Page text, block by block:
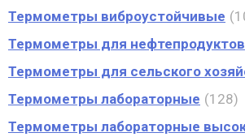
Термометры виброустойчивые
Термометры для нефтепродуктов
Термометры для сельского
Термометры лабораторные
128
Термометры лабораторные